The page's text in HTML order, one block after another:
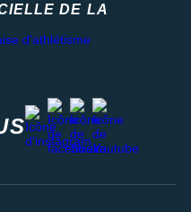
DE LA
instagram
facebook
stravayoutube